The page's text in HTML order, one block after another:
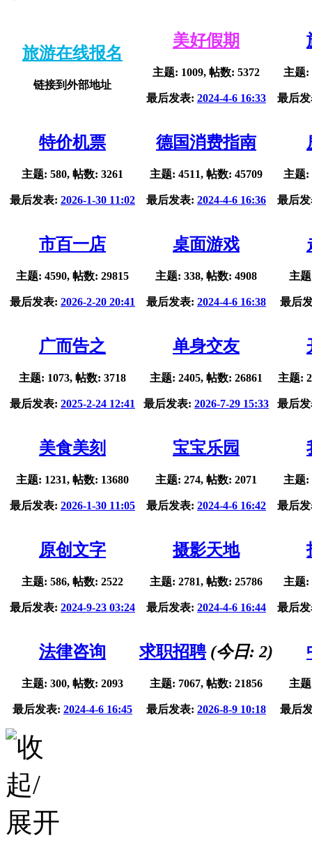
旅游在线报名
链接到外部地址
美好假期
主题: 1009, 帖数: 5372
最后发表: 2024-4-6 16:33
主题:
最后
特价机票
主题: 580, 帖数: 3261
最后发表: 2026-1-30 11:02
德国消费指南
主题: 4511, 帖数: 45709
最后发表: 2024-4-6 16:36
主题:
最后
市百一店
主题: 4590, 帖数: 29815
最后发表: 2026-2-20 20:41
桌面游戏
主题: 338, 帖数: 4908
最后发表: 2024-4-6 16:38
主
最后
广而告之
主题: 1073, 帖数: 3718
最后发表: 2025-2-24 12:41
单身交友
主题: 2405, 帖数: 26861
最后发表: 2026-7-29 15:33
主题:
最后
美食美刻
主题: 1231, 帖数: 13680
最后发表: 2026-1-30 11:05
宝宝乐园
主题: 274, 帖数: 2071
最后发表: 2024-4-6 16:42
主题:
最后
原创文字
主题: 586, 帖数: 2522
最后发表: 2024-9-23 03:24
摄影天地
主题: 2781, 帖数: 25786
最后发表: 2024-4-6 16:44
主题:
最后
法律咨询
主题: 300, 帖数: 2093
最后发表: 2024-4-6 16:45
求职招聘(今日: 2)
主题: 7067, 帖数: 21856
最后发表: 2026-8-9 10:18
主
最后